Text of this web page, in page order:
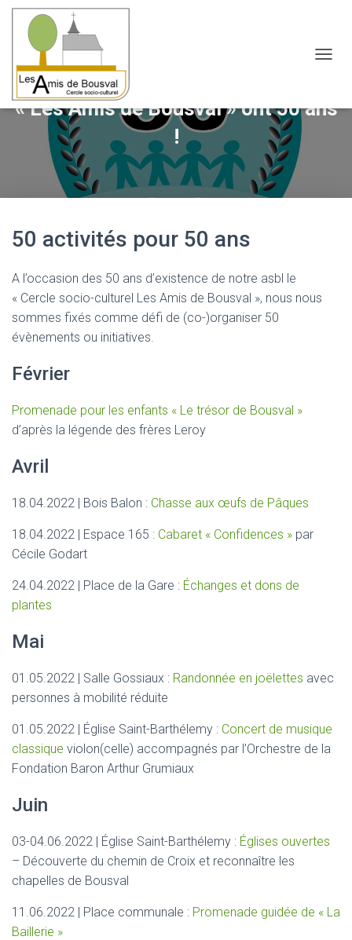
« Les Amis de Bousval » ont 50 ans
!
50 activités pour 50 ans
A l’occasion des 50 ans d’existence de notre asbl le
« Cercle socio-culturel Les Amis de Bousval », nous nous
sommes fixés comme défi de (co-)organiser 50
évènements ou initiatives.
Février
Promenade pour les enfants « Le trésor de Bousval »
d’après la légende des frères Leroy
Avril
18.04.2022 | Bois Balon : Chasse aux œufs de Pâques
18.04.2022 | Espace 165 : Cabaret « Confidences » par
Cécile Godart
24.04.2022 | Place de la Gare : Échanges et dons de
plantes
Mai
01.05.2022 | Salle Gossiaux : Randonnée en joëlettes avec
personnes à mobilité réduite
01.05.2022 | Église Saint-Barthélemy : Concert de musique
classique violon(celle) accompagnés par l’Orchestre de la
Fondation Baron Arthur Grumiaux
Juin
03-04.06.2022 | Église Saint-Barthélemy : Églises ouvertes
– Découverte du chemin de Croix et reconnaître les
chapelles de Bousval
11.06.2022 | Place communale : Promenade guidée de « La
Baillerie »